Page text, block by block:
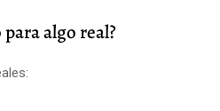
algo real?